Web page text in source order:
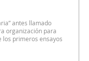
antes llamado
organización para
los primeros ensayos